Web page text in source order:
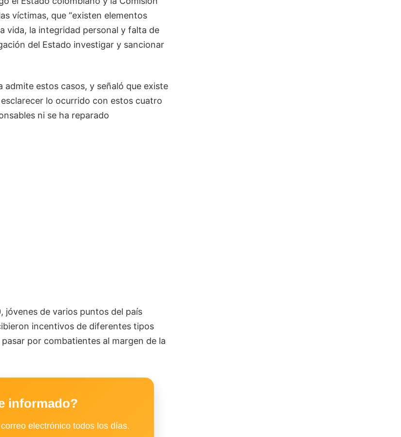
víctimas, que “existen elementos
vida, la integridad personal y falta de
del Estado investigar y sancionar
estos casos, y señaló que existe
lo ocurrido con estos cuatro
ni se ha reparado
jóvenes de varios puntos del país
incentivos de diferentes tipos
por combatientes al margen de la
informado?
electrónico todos los días.